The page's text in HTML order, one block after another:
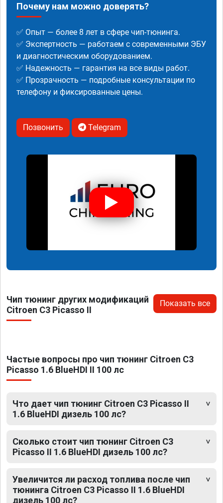
Почему нам можно доверять?
✅ Опыт — более 8 лет в сфере чип-тюнинга.
✅ Экспертность — работаем с современными ЭБУ
и диагностическим оборудованием.
✅ Надежность — гарантия на все виды работ.
✅ Прозрачность — подробные консультации по
телефону и фиксированные цены.
Позвонить Telegram
Чип тюнинг других модификаций
Citroen C3 Picasso II
Показать все
Частые вопросы про чип тюнинг Citroen C3
Picasso 1.6 BlueHDI II 100 лс
Что дает чип тюнинг Citroen C3 Picasso II
1.6 BlueHDI дизель 100 лс?
Сколько стоит чип тюнинг Citroen C3
Picasso II 1.6 BlueHDI дизель 100 лс?
Увеличится ли расход топлива после чип
тюнинга Citroen C3 Picasso II 1.6 BlueHDI
дизель 100 лс?